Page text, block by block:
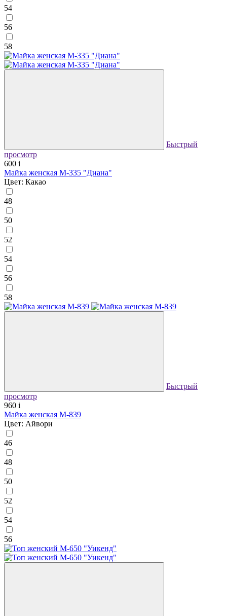
54
56
58
Быстрый
просмотр
600 i
Майка женская М-335 "Диана"
Цвет: Какао
48
50
52
54
56
58
Быстрый
просмотр
960 i
Майка женская М-839
Цвет: Айвори
46
48
50
52
54
56